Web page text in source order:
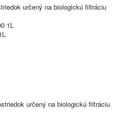
určený na biologickú filtráciu
určený na biologickú filtráciu